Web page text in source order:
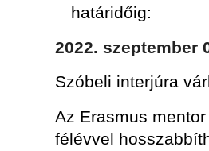
határidőig:
2022.
Szóbeli interjúra
Az Erasmus
félévvel